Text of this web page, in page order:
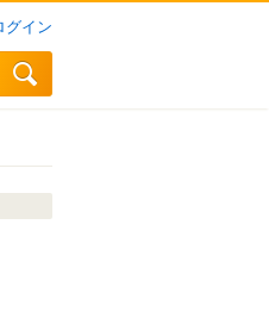
グイン